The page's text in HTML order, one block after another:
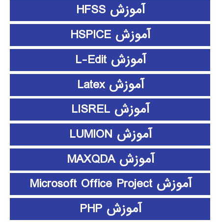
آموزش HFSS
آموزش HSPICE
آموزش L-Edit
آموزش Latex
آموزش LISREL
آموزش LUMION
آموزش MAXQDA
آموزش Microsoft Office Project
آموزش PHP